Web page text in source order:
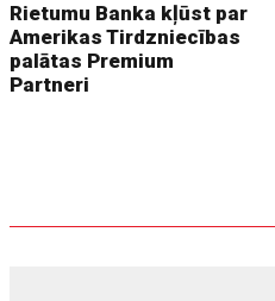
Rietumu Banka kļūst par
Amerikas Tirdzniecības
palātas Premium
Partneri